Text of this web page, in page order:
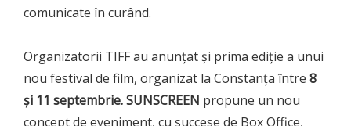
comunicate în curând.
Organizatorii TIFF au anunțat și prima ediție a unui
nou festival de film, organizat la Constanța între 8
și 11 septembrie.SUNSCREEN propune un nou
concept de eveniment, cu succese de Box Office,